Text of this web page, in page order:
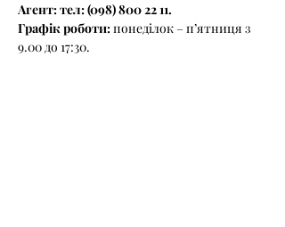
Агент: тел: (098) 800 22 11.
Графік роботи: понеділок – п’ятниця з
9.00 до 17:30.